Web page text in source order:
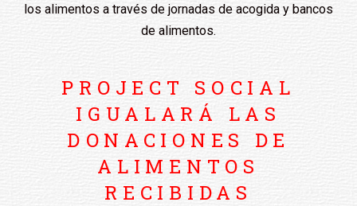
los alimentos a través de jornadas de acogida y bancos
de alimentos.
PROJECT SOCIAL
IGUALARÁ LAS
DONACIONES DE
ALIMENTOS
RECIBIDAS